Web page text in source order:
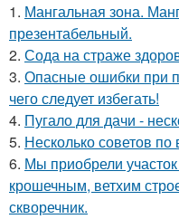
1. Мангальная зона.
презентабельный.
2. Сода на страже
3. Опасные ошибки при
чего следует избегать!
4. Пугало для дачи -
5. Несколько советов
6. Мы приобрели
крошечным, ветхим
скворечник.